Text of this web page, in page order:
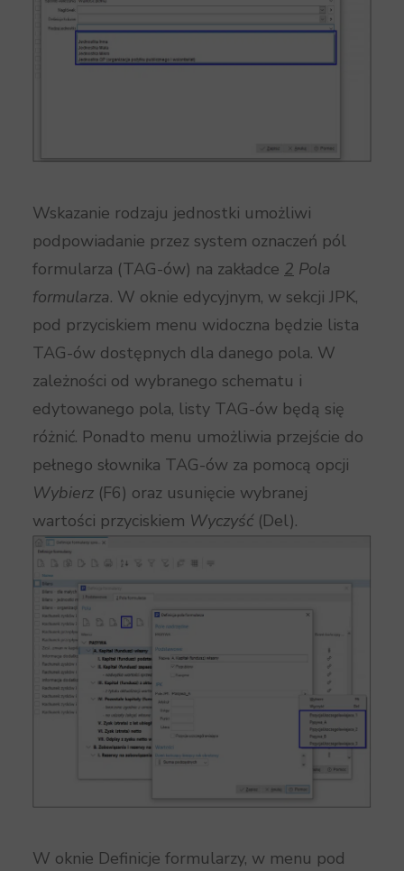
Wskazanie rodzaju jednostki umożliwi
podpowiadanie przez system oznaczeń pól
formularza (TAG-ów) na zakładce 2 Pola
formularza. W oknie edycyjnym, w sekcji JPK,
pod przyciskiem menu widoczna będzie lista
TAG-ów dostępnych dla danego pola. W
zależności od wybranego schematu i
edytowanego pola, listy TAG-ów będą się
różnić. Ponadto menu umożliwia przejście do
pełnego słownika TAG-ów za pomocą opcji
Wybierz (F6) oraz usunięcie wybranej
wartości przyciskiem Wyczyść (Del).
W oknie Definicje formularzy, w menu pod